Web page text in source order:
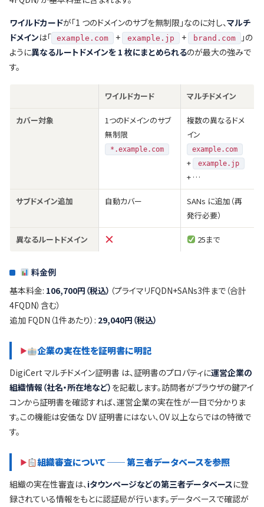
ワイルドカードが「1 つのドメインのサブを無制限」なのに対し、マルチ
ドメインは「 example.com + example.jp + brand.com
」の
ように異なるルートドメインを 1 枚にまとめられるのが最大の強みで
す。
ワイルドカード マルチドメイン
カバー対象
1つのドメインのサブ
無制限
*.example.com
複数の異なるドメ
イン
example.com
+ example.jp
+ …
サブドメイン追加 自動カバー
SANs に追加（再
発行必要）
異なるルートドメイン 25まで
料金例
基本料金: 106,700円（税込） （プライマリFQDN+SANs3件まで（合計
4FQDN）含む）
追加 FQDN（1件あたり）: 29,040円（税込）
企業の実在性を証明書に明記
DigiCert マルチドメイン証明書 は、証明書のプロパティに運営企業の
組織情報（社名・所在地など） を記載します。訪問者がブラウザの鍵アイ
コンから証明書を確認すれば、運営企業の実在性が一目で分かりま
す。この機能は安価な DV 証明書にはない、OV 以上ならではの特徴で
す。
組織審査について ── 第三者データベースを参照
組織の実在性審査は、iタウンページなどの第三者データベースに登
録されている情報をもとに認証局が行います。データベースで確認が